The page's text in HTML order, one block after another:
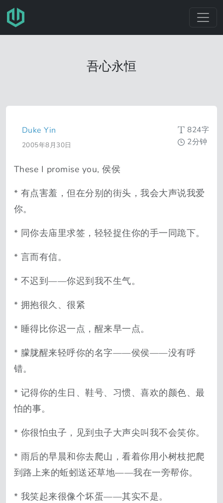
跳转至主要内容
吾心永恒
Duke Yin
2005年8月30日
824字
2分钟
These I promise you, 侯侯
* 有点害羞，但在分别的街头，我会大声说我爱
你。
* 同你去庙里求签，轻轻捉住你的手一同跪下。
* 言而有信。
* 不迟到——你迟到我不生气。
* 拥抱很久、很紧
* 睡得比你迟一点，醒来早一点。
* 朦胧醒来轻呼你的名字——侯侯——没有呼
错。
* 记得你的生日、鞋号、习惯、喜欢的颜色、最
怕的事。
* 你很怕虫子，见到虫子大声尖叫我不会笑你。
* 雨后的早晨和你去爬山，看着你用小树枝把爬
到路上来的蚯蚓送还草地——我在一旁帮你。
* 我笑起来很像个坏蛋——其实不是。